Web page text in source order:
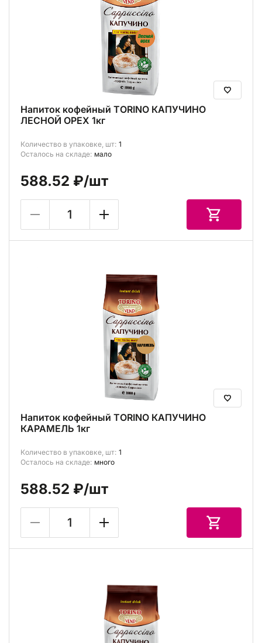
Напиток кофейный TORINO КАПУЧИНО
ЛЕСНОЙ ОРЕХ 1кг
Количество в упаковке, шт: 1
Осталось на складе: мало
588.52 ₽/шт
Напиток кофейный TORINO КАПУЧИНО
КАРАМЕЛЬ 1кг
Количество в упаковке, шт: 1
Осталось на складе: много
588.52 ₽/шт